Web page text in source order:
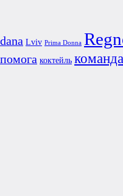
Lviv Prima Donna
коктейль команда